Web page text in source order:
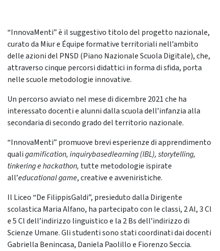
“InnovaMenti” è il suggestivo titolo del progetto nazionale,
curato da Miur e Équipe formative territoriali nell’ambito
delle azioni del PNSD (Piano Nazionale Scuola Digitale), che,
attraverso cinque percorsi didattici in forma di sfida, porta
nelle scuole metodologie innovative.
Un percorso avviato nel mese di dicembre 2021 che ha
interessato docenti e alunni dalla scuola dell’infanzia alla
secondaria di secondo grado del territorio nazionale.
“InnovaMenti” promuove brevi esperienze di apprendimento
qualigamification, inquirybasedlearning (IBL), storytelling,
tinkering e hackathon, tutte metodologie ispirate
all’educational game, creative e avveniristiche.
Il Liceo “De FilippisGaldi”, presieduto dalla Dirigente
scolastica Maria Alfano, ha partecipato con le classi, 2 Al, 3 Cl
e 5 Cl dell’indirizzo linguistico e la 2 Bs dell’indirizzo di
Scienze Umane. Gli studenti sono stati coordinati dai docenti
Gabriella Benincasa, Daniela Paolillo e Fiorenzo Seccia.